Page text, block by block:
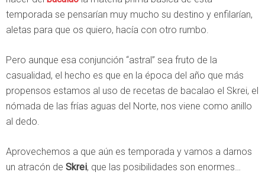
temporada se pensarían muy mucho su destino y enfilarían,
aletas para que os quiero, hacía con otro rumbo.
Pero aunque esa conjunción “astral” sea fruto de la
casualidad, el hecho es que en la época del año que más
propensos estamos al uso de recetas de bacalao el Skrei, el
nómada de las frías aguas del Norte, nos viene como anillo
al dedo.
Aprovechemos a que aún es temporada y vamos a darnos
un atracón de Skrei, que las posibilidades son enormes…